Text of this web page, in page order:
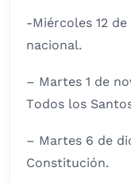
-Miércoles 12
nacional.
– Martes 1 de
Todos los
– Martes 6 de
Constitución.